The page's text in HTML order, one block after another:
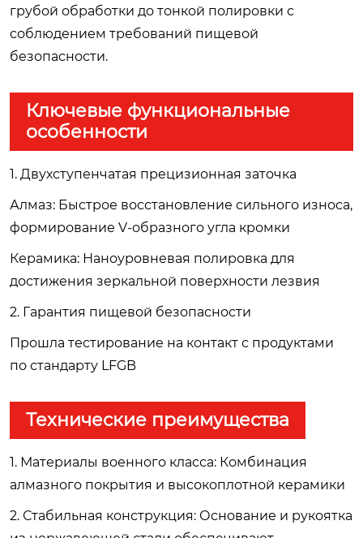
грубой обработки до тонкой полировки с
соблюдением требований пищевой
безопасности.
Ключевые функциональные
особенности
1. Двухступенчатая прецизионная заточка
Алмаз: Быстрое восстановление сильного износа,
формирование V-образного угла кромки
Керамика: Наноуровневая полировка для
достижения зеркальной поверхности лезвия
2. Гарантия пищевой безопасности
Прошла тестирование на контакт с продуктами
по стандарту LFGB
Технические преимущества
1. Материалы военного класса: Комбинация
алмазного покрытия и высокоплотной керамики
2. Стабильная конструкция: Основание и рукоятка